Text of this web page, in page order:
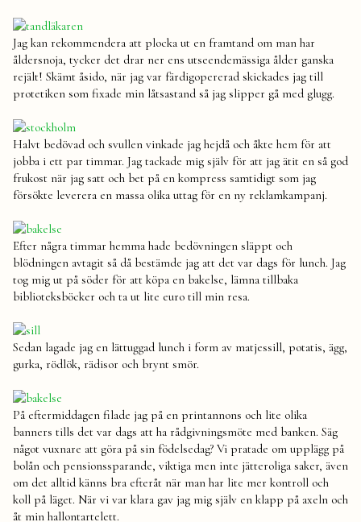
Jag kan rekommendera att plocka ut en framtand om man har
åldersnoja, tycker det drar ner ens utseendemässiga ålder ganska
rejält! Skämt åsido, när jag var färdigopererad skickades jag till
protetiken som fixade min låtsastand så jag slipper gå med glugg.
Halvt bedövad och svullen vinkade jag hejdå och åkte hem för att
jobba i ett par timmar. Jag tackade mig själv för att jag ätit en så god
frukost när jag satt och bet på en kompress samtidigt som jag
försökte leverera en massa olika uttag för en ny reklamkampanj.
Efter några timmar hemma hade bedövningen släppt och
blödningen avtagit så då bestämde jag att det var dags för lunch. Jag
tog mig ut på söder för att köpa en bakelse, lämna tillbaka
biblioteksböcker och ta ut lite euro till min resa.
Sedan lagade jag en lättuggad lunch i form av matjessill, potatis, ägg,
gurka, rödlök, rädisor och brynt smör.
På eftermiddagen filade jag på en printannons och lite olika
banners tills det var dags att ha rådgivningsmöte med banken. Säg
något vuxnare att göra på sin födelsedag? Vi pratade om upplägg på
bolån och pensionssparande, viktiga men inte jätteroliga saker, även
om det alltid känns bra efteråt när man har lite mer kontroll och
koll på läget. När vi var klara gav jag mig själv en klapp på axeln och
åt min hallontartelett.